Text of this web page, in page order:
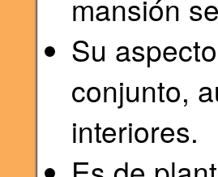
mansión
Su
conjunto,
interiores.